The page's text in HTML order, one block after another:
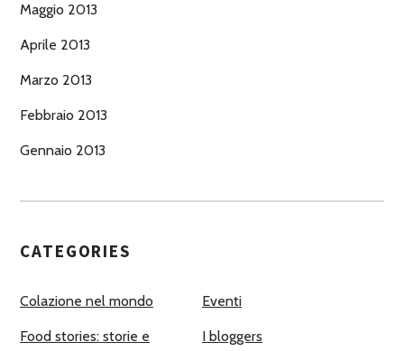
Maggio 2013
Aprile 2013
Marzo 2013
Febbraio 2013
Gennaio 2013
CATEGORIES
Colazione nel mondo Eventi
Food stories: storie e
I bloggers